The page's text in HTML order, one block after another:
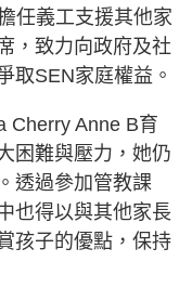
任義工支援其他家
，致力向政府及社
取SEN家庭權益。
Cherry Anne B育
困難與壓力，她仍
透過參加管教課
也得以與其他家長
孩子的優點，保持